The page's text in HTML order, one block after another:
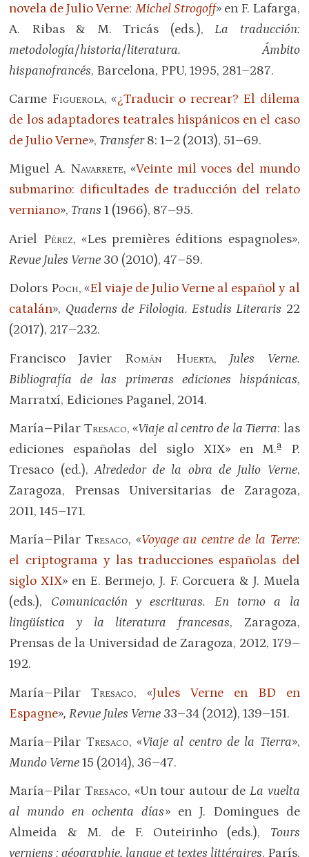
novela de Julio Verne: Michel Strogoff» en F. Lafarga,
A. Ribas & M. Tricás (eds.),La traducción:
metodología/historia/literatura.Ámbito
hispanofrancés, Barcelona, PPU, 1995, 281–287.
Carme Figuerola, «¿Traducir o recrear? El dilema
de los adaptadores teatrales hispánicos en el caso
de Julio Verne», Transfer8: 1–2 (2013), 51–69.
Miguel A. Navarrete, «Veinte mil voces del mundo
submarino: dificultades de traducción del relato
verniano», Trans 1 (1966), 87–95.
Ariel Pérez, «Les premières éditions espagnoles»,
Revue Jules Verne 30 (2010), 47–59.
Dolors Poch, «El viaje de Julio Verne al español y al
catalán», Quaderns de Filologia. Estudis Literaris 22
(2017), 217–232.
Francisco Javier Román Huerta, Jules Verne.
Bibliografía de las primeras ediciones hispánicas,
Marratxí, Ediciones Paganel, 2014.
María–Pilar Tresaco, «Viaje al centro de la Tierra: las
ediciones españolas del siglo XIX» en M.ª P.
Tresaco (ed.),Alrededor de la obra de Julio Verne,
Zaragoza, Prensas Universitarias de Zaragoza,
2011, 145–171.
María–PilarTresaco, «Voyage au centre de la Terre:
el criptograma y las traducciones españolas del
siglo XIX» en E. Bermejo, J. F. Corcuera & J. Muela
(eds.), Comunicación y escrituras. En torno a la
lingüística y la literatura francesas, Zaragoza,
Prensas de la Universidad de Zaragoza, 2012, 179–
192.
María–PilarTresaco, «Jules Verne en BD en
Espagne», Revue Jules Verne 33–34 (2012), 139–151.
María–Pilar Tresaco, «Viaje al centro de la Tierra»,
Mundo Verne15 (2014), 36–47.
María–PilarTresaco, «Un tour autour de La vuelta
al mundo en ochenta días» en J. Domingues de
Almeida & M. de F. Outeirinho (eds.), Tours
verniens : géographie, langue et textes littéraires, París,